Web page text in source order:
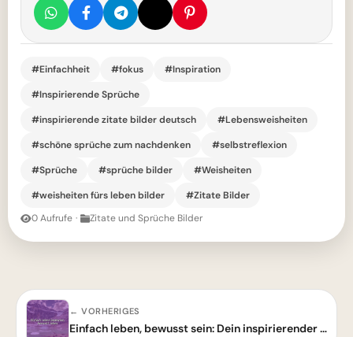
#Einfachheit #fokus
#Inspiration
#Inspirierende Sprüche
#inspirierende zitate bilder deutsch
#Lebensweisheiten
#schöne sprüche zum nachdenken
#selbstreflexion
#Sprüche
#sprüche bilder
#Weisheiten
#weisheiten fürs leben bilder
#Zitate Bilder
0 Aufrufe · Zitate und Sprüche Bilder
← VORHERIGES
Einfach leben, bewusst sein: Dein inspirierender Spruch für mehr Achtsamkeit